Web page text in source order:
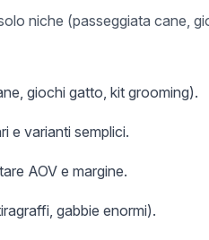
niche (passeggiata cane,
giochi gatto, kit grooming).
e varianti semplici.
AOV e margine.
gabbie enormi).